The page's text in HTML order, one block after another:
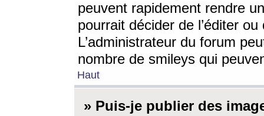
peuvent rapidement rendre
pourrait décider de l’éditer
L’administrateur du forum
nombre de smileys qui
Haut
» Puis-je publier des